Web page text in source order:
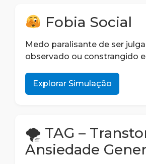
Fobia Social
Medo paralisante de ser
observado ou constrangido
Explorar Simulação
🌪 TAG –
Ansiedade